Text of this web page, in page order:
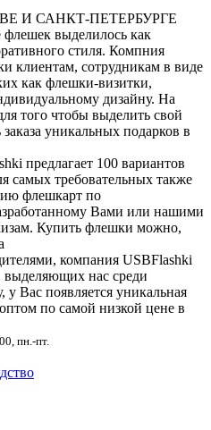
И САНКТ-ПЕТЕРБУРГЕ
выделилось как
стиля. Компния
клиентам, сотрудникам в виде
как флешки-визитки,
дизайну. На
того чтобы выделить свой
уникальных подарков в
предлагает 100 вариантов
самых требовательных также
флешкарт по
Вами или нашими
Купить флешки можно,
компания USBFlashki
выделяющих нас среди
у Вас появляется уникальная
по самой низкой цене в
пн.-пт.